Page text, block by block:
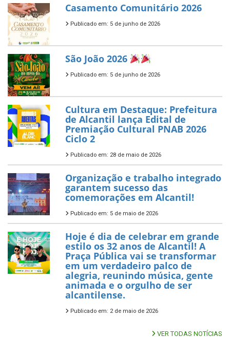
Casamento Comunitário 2026
Publicado em: 5 de junho de 2026
São João 2026
Publicado em: 5 de junho de 2026
Cultura em Destaque: Prefeitura
de Alcantil lança Edital de
Premiação Cultural PNAB 2026
Ciclo 2
Publicado em: 28 de maio de 2026
Organização e trabalho integrado
garantem sucesso das
comemorações em Alcantil!
Publicado em: 5 de maio de 2026
Hoje é dia de celebrar em grande
estilo os 32 anos de Alcantil! A
Praça Pública vai se transformar
em um verdadeiro palco de
alegria, reunindo música, gente
animada e o orgulho de ser
alcantilense.
Publicado em: 2 de maio de 2026
VER TODAS NOTÍCIAS